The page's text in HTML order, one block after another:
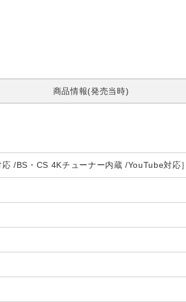
商品情報(発売当時)
/BS・CS 4Kチューナー内蔵 /YouTube対応］